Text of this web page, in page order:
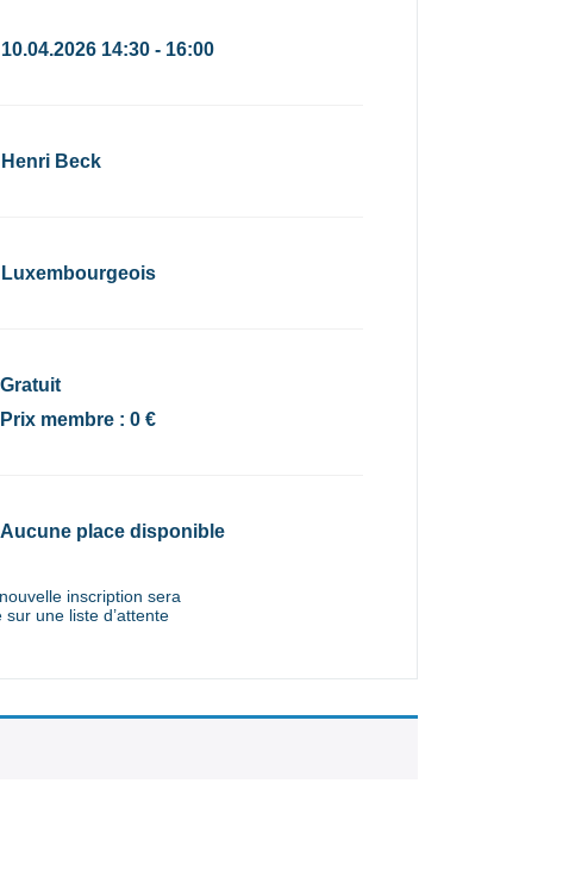
10.04.2026 14:30 - 16:00
Henri Beck
Luxembourgeois
Gratuit
Prix membre : 0 €
Aucune place disponible
inscription sera
sur une liste d’attente